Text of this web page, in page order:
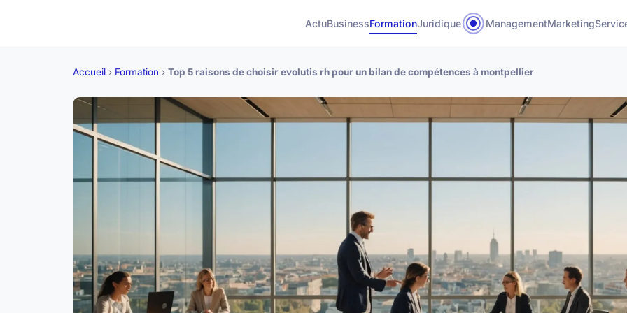
ActuBusinessFormationJuridique ManagementMarketing
Accueil › Formation › Top 5 raisons de choisir evolutis rh pour un bilan de compétences à montpellier